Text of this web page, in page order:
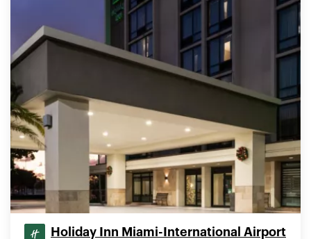
Holiday Inn Miami-International Airport